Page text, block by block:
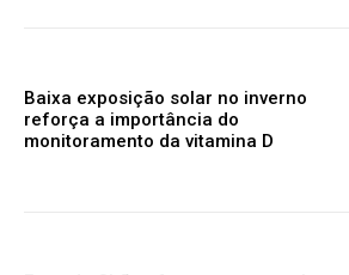
Baixa exposição solar no inverno
reforça a importância do
monitoramento da vitamina D